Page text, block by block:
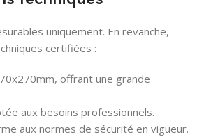
uniquement. En revanche,
certifiées :
offrant une grande
aux besoins professionnels.
aux normes de sécurité en vigueur.